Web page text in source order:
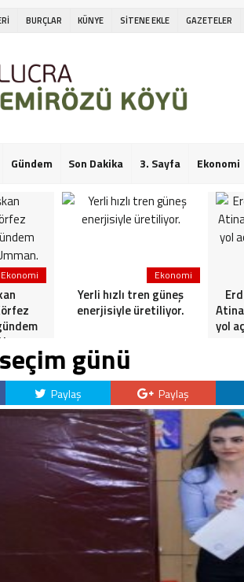
BURÇLAR KÜNYE SİTENE EKLE GAZETELER
Gündem Son Dakika 3. Sayfa Ekonomi
Ekonomi Ekonomi
Yerli hızlı tren güneş
enerjisiyle üretiliyor.
yol
günü
Paylaş Paylaş